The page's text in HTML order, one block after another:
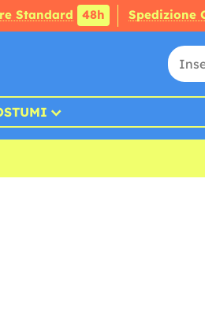
Standard 48h Spedizione